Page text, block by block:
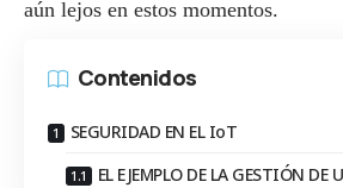
aún lejos en estos momentos.
Contenidos
SEGURIDAD EN EL IoT
EL EJEMPLO DE LA GESTIÓN DE